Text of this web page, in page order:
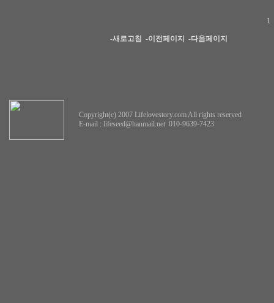
1
-새로고침 -이전페이지 -다음페이지
Copyright(c) 2007 Lifelovestory.com All rights reserved
E-mail : lifeseed@hanmail.net 010-9639-7423